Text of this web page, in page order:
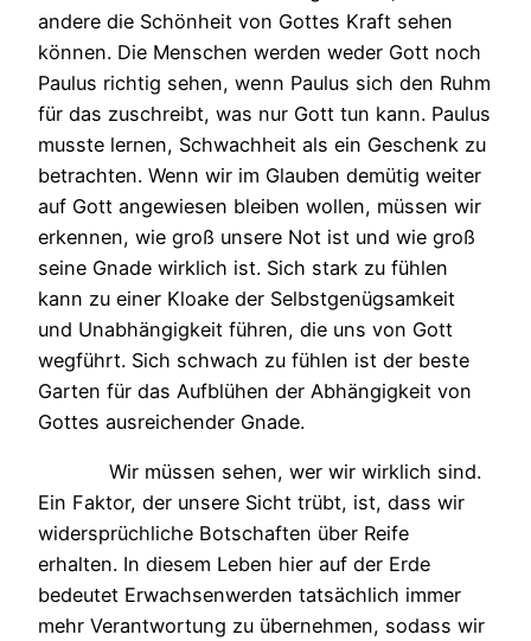
andere die Schönheit von Gottes Kraft sehen
können. Die Menschen werden weder Gott noch
Paulus richtig sehen, wenn Paulus sich den Ruhm
für das zuschreibt, was nur Gott tun kann. Paulus
musste lernen, Schwachheit als ein Geschenk zu
betrachten. Wenn wir im Glauben demütig weiter
auf Gott angewiesen bleiben wollen, müssen wir
erkennen, wie groß unsere Not ist und wie groß
seine Gnade wirklich ist. Sich stark zu fühlen
kann zu einer Kloake der Selbstgenügsamkeit
und Unabhängigkeit führen, die uns von Gott
wegführt. Sich schwach zu fühlen ist der beste
Garten für das Aufblühen der Abhängigkeit von
Gottes ausreichender Gnade.
Wir müssen sehen, wer wir wirklich sind.
Ein Faktor, der unsere Sicht trübt, ist, dass wir
widersprüchliche Botschaften über Reife
erhalten. In diesem Leben hier auf der Erde
bedeutet Erwachsenwerden tatsächlich immer
mehr Verantwortung zu übernehmen, sodass wir